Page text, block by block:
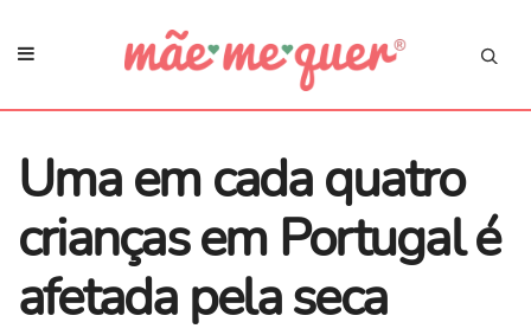
Uma em cada quatro
crianças em Portugal é
afetada pela seca